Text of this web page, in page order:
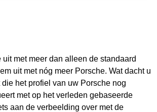
uit met meer dan alleen de standaard
uit met nóg meer Porsche. Wat dacht u
het profiel van uw Porsche nog
met op het verleden gebaseerde
aan de verbeelding over met de